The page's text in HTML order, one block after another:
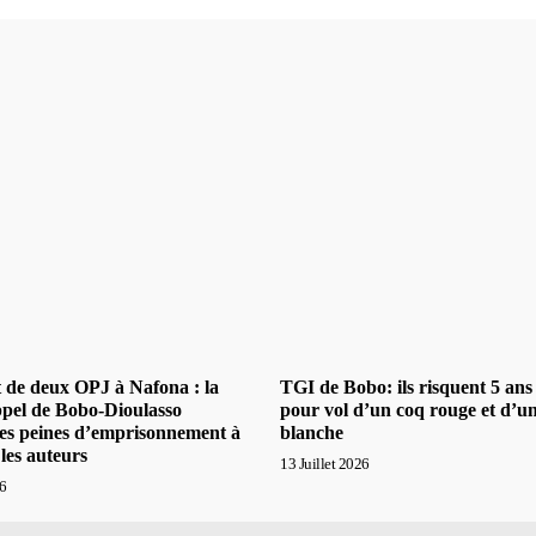
de deux OPJ à Nafona : la
de Bobo-Dioulasso
peines d’emprisonnement à
auteurs
TGI de Bobo: ils risquent 5
pour vol d’un coq rouge et
blanche
13 Juillet 2026